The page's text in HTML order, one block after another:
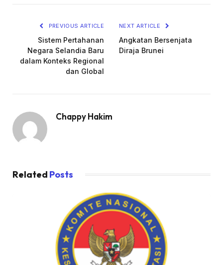
PREVIOUS ARTICLE
Sistem Pertahanan
Negara Selandia Baru
dalam Konteks Regional
dan Global
NEXT ARTICLE
Angkatan Bersenjata
Diraja Brunei
Chappy Hakim
Related Posts